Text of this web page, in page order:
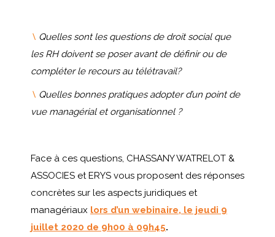
\ Quelles sont les questions de droit social que
les RH doivent se poser avant de définir ou de
compléter le recours au télétravail?
\ Quelles bonnes pratiques adopter d’un point de
vue managérial et organisationnel ?
Face à ces questions, CHASSANY WATRELOT &
ASSOCIES et ERYS vous proposent des réponses
concrètes sur les aspects juridiques et
managériaux lors d’un webinaire, le jeudi 9
juillet 2020 de 9h00 à 09h45.